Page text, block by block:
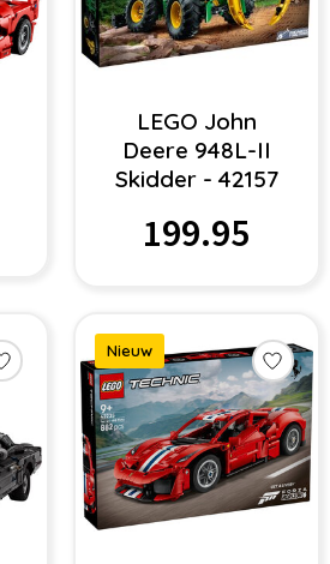
LEGO John
Deere 948L-II
Skidder - 42157
199.95
Nieuw